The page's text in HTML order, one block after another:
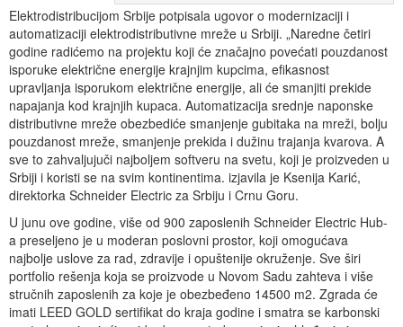
Elektrodistribucijom Srbije potpisala ugovor o modernizaciji i
automatizaciji elektrodistributivne mreže u Srbiji. „Naredne četiri
godine radićemo na projektu koji će značajno povećati pouzdanost
isporuke električne energije krajnjim kupcima, efikasnost
upravljanja isporukom električne energije, ali će smanjiti prekide
napajanja kod krajnjih kupaca. Automatizacija srednje naponske
distributivne mreže obezbediće smanjenje gubitaka na mreži, bolju
pouzdanost mreže, smanjenje prekida i dužinu trajanja kvarova. A
sve to zahvaljujuči najboljem softveru na svetu, koji je proizveden u
Srbiji i koristi se na svim kontinentima. izjavila je Ksenija Karić,
direktorka Schneider Electric za Srbiju i Crnu Goru.
U junu ove godine, više od 900 zaposlenih Schneider Electric Hub-
a preseljeno je u moderan poslovni prostor, koji omogućava
najbolje uslove za rad, zdravije i opuštenije okruženje. Sve širi
portfolio rešenja koja se proizvode u Novom Sadu zahteva i više
stručnih zaposlenih za koje je obezbeđeno 14500 m2. Zgrada će
imati LEED GOLD sertifikat do kraja godine i smatra se karbonski